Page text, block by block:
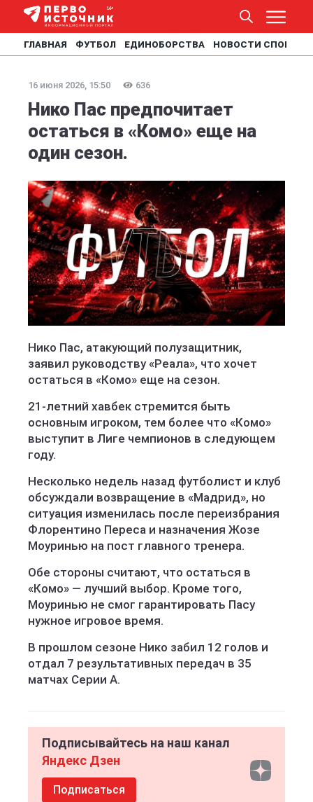
ГЛАВНАЯ ФУТБОЛ ЕДИНОБОРСТВА НОВОСТИ СПОРТА
16 июня 2026, 15:50 636
Нико Пас предпочитает
остаться в «Комо» еще на
один сезон.
Нико Пас, атакующий полузащитник,
заявил руководству «Реала», что хочет
остаться в «Комо» еще на сезон.
21-летний хавбек стремится быть
основным игроком, тем более что «Комо»
выступит в Лиге чемпионов в следующем
году.
Несколько недель назад футболист и клуб
обсуждали возвращение в «Мадрид», но
ситуация изменилась после переизбрания
Флорентино Переса и назначения Жозе
Моуринью на пост главного тренера.
Обе стороны считают, что остаться в
«Комо» — лучший выбор. Кроме того,
Моуринью не смог гарантировать Пасу
нужное игровое время.
В прошлом сезоне Нико забил 12 голов и
отдал 7 результативных передач в 35
матчах Серии А.
Подписывайтесь на наш канал
Яндекс Дзен
Подписаться